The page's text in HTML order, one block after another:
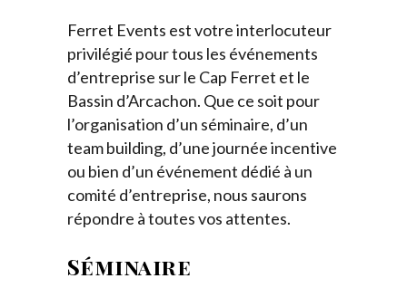
Ferret Events est votre interlocuteur
privilégié pour tous les événements
d’entreprise sur le Cap Ferret et le
Bassin d’Arcachon. Que ce soit pour
l’organisation d’un séminaire, d’un
team building, d’une journée incentive
ou bien d’un événement dédié à un
comité d’entreprise, nous saurons
répondre à toutes vos attentes.
Séminaire